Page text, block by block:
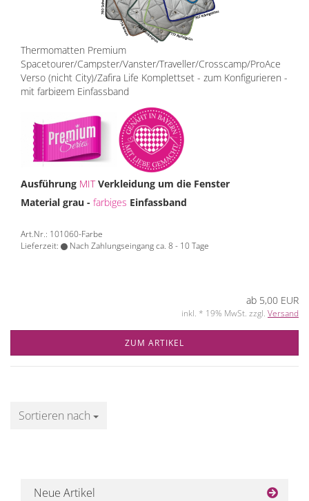
Thermomatten Premium
Spacetourer/Campster/Vanster/Traveller/Crosscamp/ProAce
Verso (nicht City)/Zafira Life Komplettset - zum Konfigurieren -
mit farbigem Einfassband
Ausführung MITVerkleidung um die Fenster
Material grau - farbiges Einfassband
Art.Nr.: 101060-Farbe
Lieferzeit:
Nach Zahlungseingang ca. 8 - 10 Tage
ab 5,00 EUR
inkl. * 19% MwSt. zzgl. Versand
ZUM ARTIKEL
Sortieren nach
Sortieren nach
Neue Artikel